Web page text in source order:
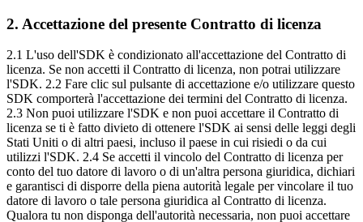
2. Accettazione del presente Contratto di licenza
2.1 L'uso dell'SDK è condizionato all'accettazione del Contratto di
licenza. Se non accetti il Contratto di licenza, non potrai utilizzare
l'SDK. 2.2 Fare clic sul pulsante di accettazione e/o utilizzare questo
SDK comporterà l'accettazione dei termini del Contratto di licenza.
2.3 Non puoi utilizzare l'SDK e non puoi accettare il Contratto di
licenza se ti è fatto divieto di ottenere l'SDK ai sensi delle leggi degli
Stati Uniti o di altri paesi, incluso il paese in cui risiedi o da cui
utilizzi l'SDK. 2.4 Se accetti il vincolo del Contratto di licenza per
conto del tuo datore di lavoro o di un'altra persona giuridica, dichiari
e garantisci di disporre della piena autorità legale per vincolare il tuo
datore di lavoro o tale persona giuridica al Contratto di licenza.
Qualora tu non disponga dell'autorità necessaria, non puoi accettare